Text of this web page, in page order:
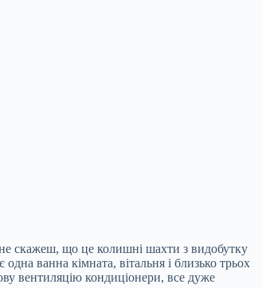
скажеш, що це колишні шахти з видобутку
ванна кімната, вітальня і близько трьох
вентиляцію кондиціонери, все дуже